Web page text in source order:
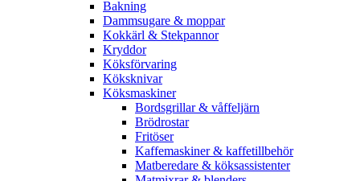
Bakning
Dammsugare & moppar
Kokkärl & Stekpannor
Kryddor
Köksförvaring
Köksknivar
Köksmaskiner
Bordsgrillar & våffeljärn
Brödrostar
Fritöser
Kaffemaskiner & kaffetillbehör
Matberedare & köksassistenter